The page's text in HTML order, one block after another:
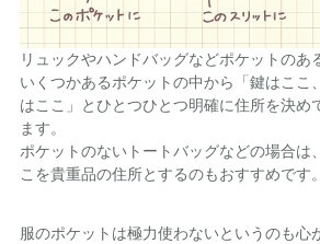
リュックやハンドバッグなどポケットのあ
いくつかあるポケットの中から「鍵はここ
はここ」とひとつひとつ明確に住所を決め
ます。
ポケットのないトートバッグなどの場合は
こを貴重品の住所とするのもおすすめです。
服のポケットは極力使わないというのも心